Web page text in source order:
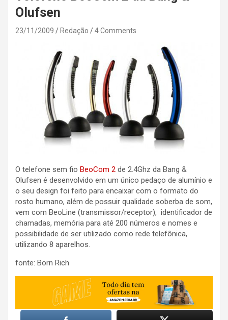
Olufsen
23/11/2009 Redação 4 Comments
O telefone sem fio BeoCom 2 de 2.4Ghz da Bang &
Olufsen é desenvolvido em um único pedaço de alumínio e
o seu design foi feito para encaixar com o formato do
rosto humano, além de possuir qualidade soberba de som,
vem com BeoLine (transmissor/receptor), identificador de
chamadas, memória para até 200 números e nomes e
possibilidade de ser utilizado como rede telefônica,
utilizando 8 aparelhos.
fonte: Born Rich